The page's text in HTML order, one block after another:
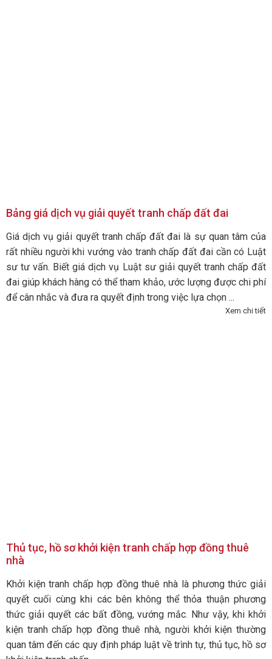
Bảng giá dịch vụ giải quyết tranh chấp đất đai
Giá dịch vụ giải quyết tranh chấp đất đai là sự quan tâm của
rất nhiều người khi vướng vào tranh chấp đất đai cần có Luật
sư tư vấn. Biết giá dịch vụ Luật sư giải quyết tranh chấp đất
đai giúp khách hàng có thể tham khảo, ước lượng được chi phí
để cân nhắc và đưa ra quyết định trong việc lựa chọn ...
Xem chi tiết
Thủ tục, hồ sơ khởi kiện tranh chấp hợp đồng thuê
nhà
Khởi kiện tranh chấp hợp đồng thuê nhà là phương thức giải
quyết cuối cùng khi các bên không thể thỏa thuận phương
thức giải quyết các bất đồng, vướng mắc. Như vậy, khi khởi
kiện tranh chấp hợp đồng thuê nhà, người khởi kiện thường
quan tâm đến các quy định pháp luật về trình tự, thủ tục, hồ sơ